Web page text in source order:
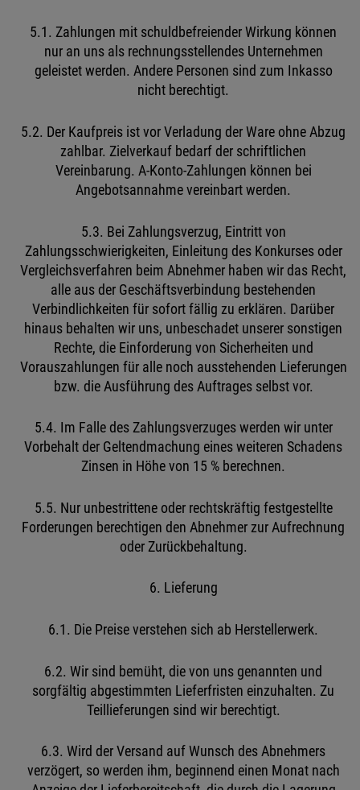
5.1. Zahlungen mit schuldbefreiender Wirkung können
nur an uns als rechnungsstellendes Unternehmen
geleistet werden. Andere Personen sind zum Inkasso
nicht berechtigt.
5.2. Der Kaufpreis ist vor Verladung der Ware ohne Abzug
zahlbar. Zielverkauf bedarf der schriftlichen
Vereinbarung. A-Konto-Zahlungen können bei
Angebotsannahme vereinbart werden.
5.3. Bei Zahlungsverzug, Eintritt von
Zahlungsschwierigkeiten, Einleitung des Konkurses oder
Vergleichsverfahren beim Abnehmer haben wir das Recht,
alle aus der Geschäftsverbindung bestehenden
Verbindlichkeiten für sofort fällig zu erklären. Darüber
hinaus behalten wir uns, unbeschadet unserer sonstigen
Rechte, die Einforderung von Sicherheiten und
Vorauszahlungen für alle noch ausstehenden Lieferungen
bzw. die Ausführung des Auftrages selbst vor.
5.4. Im Falle des Zahlungsverzuges werden wir unter
Vorbehalt der Geltendmachung eines weiteren Schadens
Zinsen in Höhe von 15 % berechnen.
5.5. Nur unbestrittene oder rechtskräftig festgestellte
Forderungen berechtigen den Abnehmer zur Aufrechnung
oder Zurückbehaltung.
6. Lieferung
6.1. Die Preise verstehen sich ab Herstellerwerk.
6.2. Wir sind bemüht, die von uns genannten und
sorgfältig abgestimmten Lieferfristen einzuhalten. Zu
Teillieferungen sind wir berechtigt.
6.3. Wird der Versand auf Wunsch des Abnehmers
verzögert, so werden ihm, beginnend einen Monat nach